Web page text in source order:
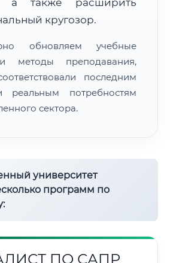
/ Почтой:4–6 рабочих дней
для увеличения и просмотра
а также расширить
кругозор.
обновляем учебные
методы преподавания,
последним
реальным потребностям
сектора.
университет
программ по
ПО САПР